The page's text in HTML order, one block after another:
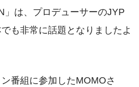
」は、プロデューサーのJYP
も非常に話題となりましたよ
番組に参加したMOMOさ